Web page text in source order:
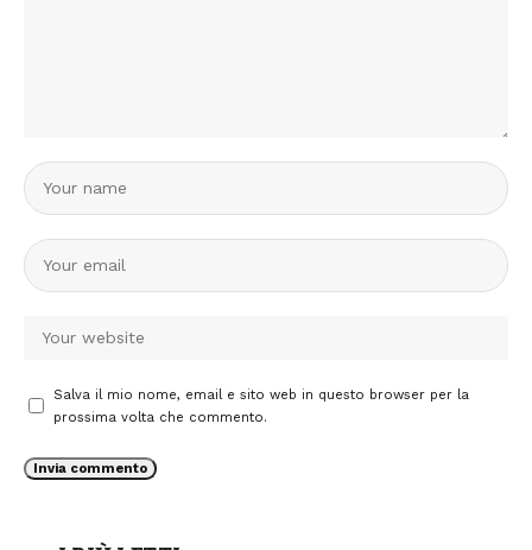
Salva il mio nome, email e sito web in questo browser per la
prossima volta che commento.